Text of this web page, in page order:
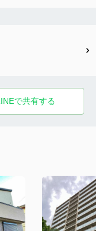
で共有する